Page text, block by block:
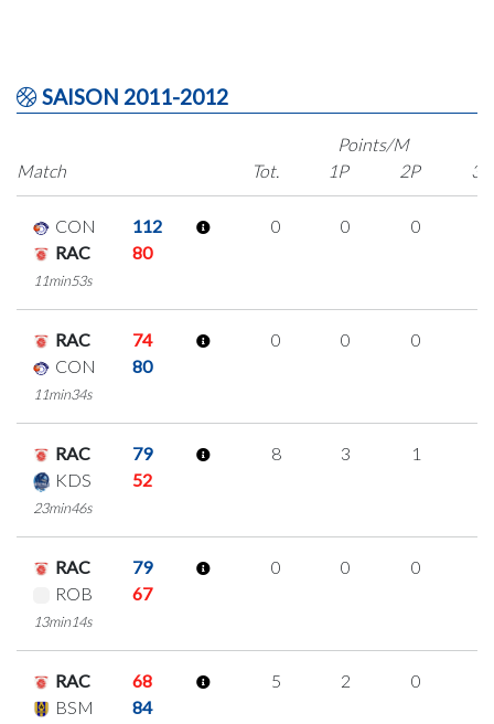
SAISON 2011-2012
Match
Points/M
Tot.
1P 2P 3P
CON
112
RAC
80
11min53s
0 0 0
RAC
74
CON
80
11min34s
0 0 0
RAC
79
KDS
52
23min46s
8 3 1
RAC
79
ROB
67
13min14s
0 0 0
RAC
68
BSM
84
5 2 0